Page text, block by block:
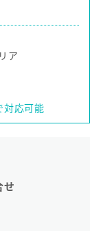
せ
ア
対応可能